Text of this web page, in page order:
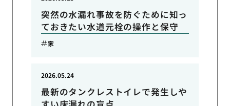
突然の水漏れ事故を防ぐために知っ
ておきたい水道元栓の操作と保守
家
最新のタンクレストイレで発生しや
2026.05.24